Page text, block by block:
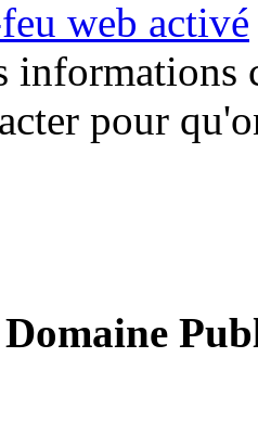
web activé
informations
pour